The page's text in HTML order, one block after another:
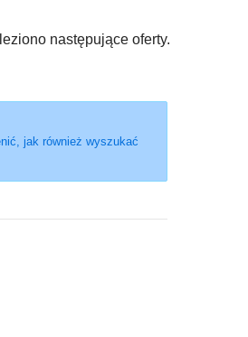
następujące oferty.
jak również wyszukać